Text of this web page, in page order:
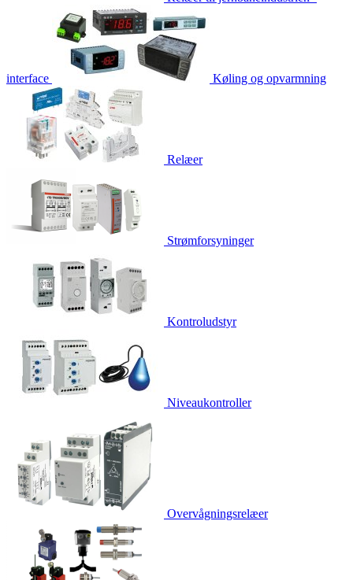
interface Køling og opvarmning
Relæer
Strømforsyninger
Kontroludstyr
Niveaukontroller
Overvågningsrelæer